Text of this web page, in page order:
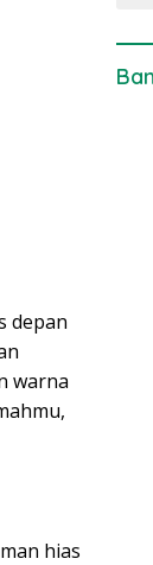
depan
warna
hias